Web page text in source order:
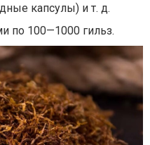
капсулы) и т. д.
по 100—1000 гильз.